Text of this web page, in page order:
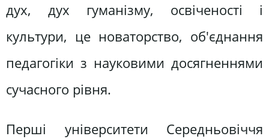
дух, дух гуманізму, освіченості і
культури, це новаторство, об'єднання
педагогіки з науковими досягненнями
сучасного рівня.
Перші університети Середньовіччя